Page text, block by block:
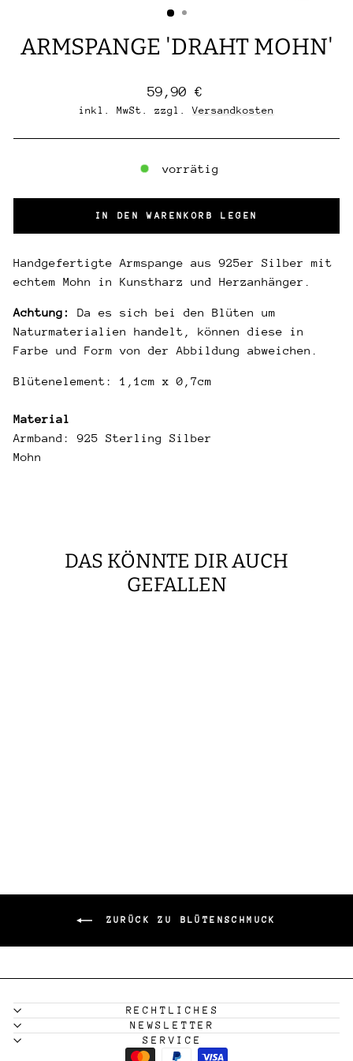
ARMSPANGE 'DRAHT MOHN'
Normaler
Preis
59,90 €
inkl. MwSt. zzgl.Versandkosten
vorrätig
IN DEN WARENKORB LEGEN
Handgefertigte Armspange aus 925er Silber mit
echtem Mohn in Kunstharz und Herzanhänger.
Achtung:
Da es sich bei den Blüten um
Naturmaterialien handelt, können diese in
Farbe und Form von der Abbildung abweichen.
Blütenelement: 1,1cm x 0,7cm
Material
Armband: 925 Sterling Silber
Mohn
DAS KÖNNTE DIR AUCH
GEFALLEN
ZURÜCK ZU BLÜTENSCHMUCK
RECHTLICHES
NEWSLETTER
SERVICE